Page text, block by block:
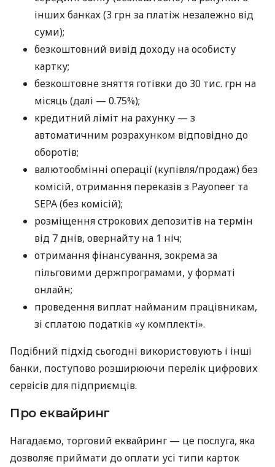
інших банках (3 грн за платіж незалежно від
суми);
безкоштовний вивід доходу на особисту
картку;
безкоштовне зняття готівки до 30 тис. грн на
місяць (далі — 0.75%);
кредитний ліміт на рахунку — з
автоматичним розрахунком відповідно до
оборотів;
валютообмінні операції (купівля/продаж) без
комісій, отримання переказів з Payoneer та
SEPA (без комісій);
розміщення строкових депозитів на термін
від 7 днів, овернайту на 1 ніч;
отримання фінансування, зокрема за
пільговими держпрограмами, у форматі
онлайн;
проведення виплат найманим працівникам,
зі сплатою податків «у комплекті».
Подібний підхід сьогодні використовують і інші
банки, поступово розширюючи перелік цифрових
сервісів для підприємців.
Про еквайринг
Нагадаємо, торговий еквайринг — це послуга, яка
дозволяє приймати до оплати усі типи карток